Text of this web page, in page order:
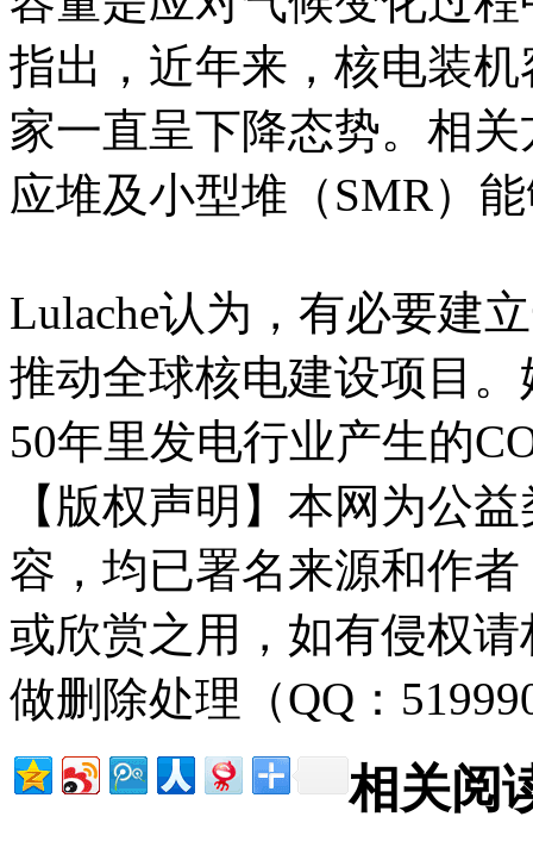
指出，近年来，核电装
家一直呈下降态势。相
应堆及小型堆（SMR）
Lulache认为，有必要建
推动全球核电建设项目
50年里发电行业产生的
【版权声明】本网为公
容，均已署名来源和作
或欣赏之用，如有侵权
做删除处理（QQ：
相关阅